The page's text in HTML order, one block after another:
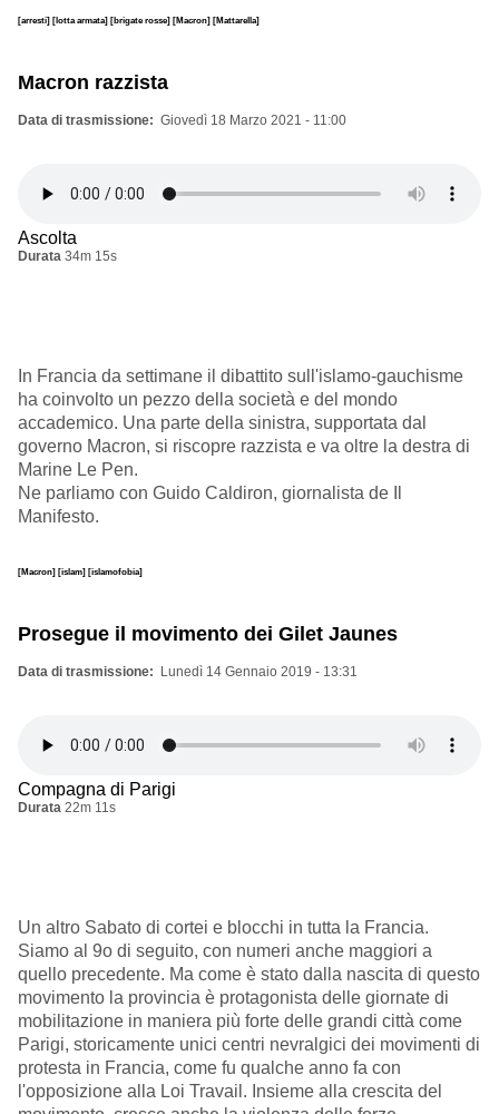
[arresti] [lotta armata] [brigate rosse] [Macron] [Mattarella]
Macron razzista
Data di trasmissione Giovedì 18 Marzo 2021 - 11:00
Ascolta
Durata 34m 15s
In Francia da settimane il dibattito sull'islamo-gauchisme
ha coinvolto un pezzo della società e del mondo
accademico. Una parte della sinistra, supportata dal
governo Macron, si riscopre razzista e va oltre la destra di
Marine Le Pen.
Ne parliamo con Guido Caldiron, giornalista de Il
Manifesto.
[Macron] [islam] [islamofobia]
Prosegue il movimento dei Gilet Jaunes
Data di trasmissione Lunedì 14 Gennaio 2019 - 13:31
Compagna di Parigi
Durata 22m 11s
Un altro Sabato di cortei e blocchi in tutta la Francia.
Siamo al 9o di seguito, con numeri anche maggiori a
quello precedente. Ma come è stato dalla nascita di questo
movimento la provincia è protagonista delle giornate di
mobilitazione in maniera più forte delle grandi città come
Parigi, storicamente unici centri nevralgici dei movimenti di
protesta in Francia, come fu qualche anno fa con
l'opposizione alla Loi Travail. Insieme alla crescita del